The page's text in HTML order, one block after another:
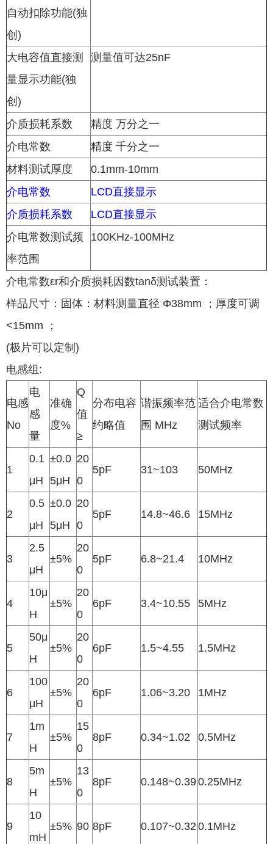
自动扣除功能(独
创)
大电容值直接测
量显示功能(独
创)
测量值可达25nF
介质损耗系数
精度 万分之一
介电常数
精度 千分之一
材料测试厚度
0.1mm-10mm
介电常数
LCD直接显示
介质损耗系数
LCD直接显示
介电常数测试频
率范围
100KHz-100MHz
介电常数εr和介质损耗因数tanδ测试装置：
样品尺寸：固体：材料测量直径 Φ38mm ；厚度可调
<15mm ；
(极片可以定制)
电感组:
电感
No
电
感
量
准确
度%
Q
值
≥
分布电容
约略值
谐振频率范
围 MHz
适合介电常数
测试频率
1
0.1
μH
±0.0
5μH
20
0
5pF 31~103 50MHz
2
0.5
μH
±0.0
5μH
20
0
5pF 14.8~46.6 15MHz
3
2.5
μH
±5%
20
0
5pF 6.8~21.4 10MHz
4
10μ
H
±5%
20
0
6pF 3.4~10.55 5MHz
5
50μ
H
±5%
20
0
6pF 1.5~4.55 1.5MHz
6
100
μH
±5%
20
0
6pF 1.06~3.20 1MHz
7
1m
H
±5%
15
0
8pF 0.34~1.02 0.5MHz
8
5m
H
±5%
13
0
8pF 0.148~0.390.25MHz
9
10
mH
±5% 90 8pF 0.107~0.32 0.1MHz